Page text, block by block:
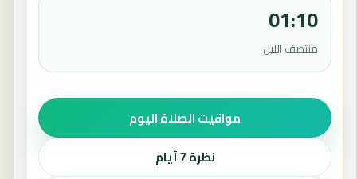
01:10
منتصف الليل
مواقيت الصلاة اليوم
نظرة 7 أيام